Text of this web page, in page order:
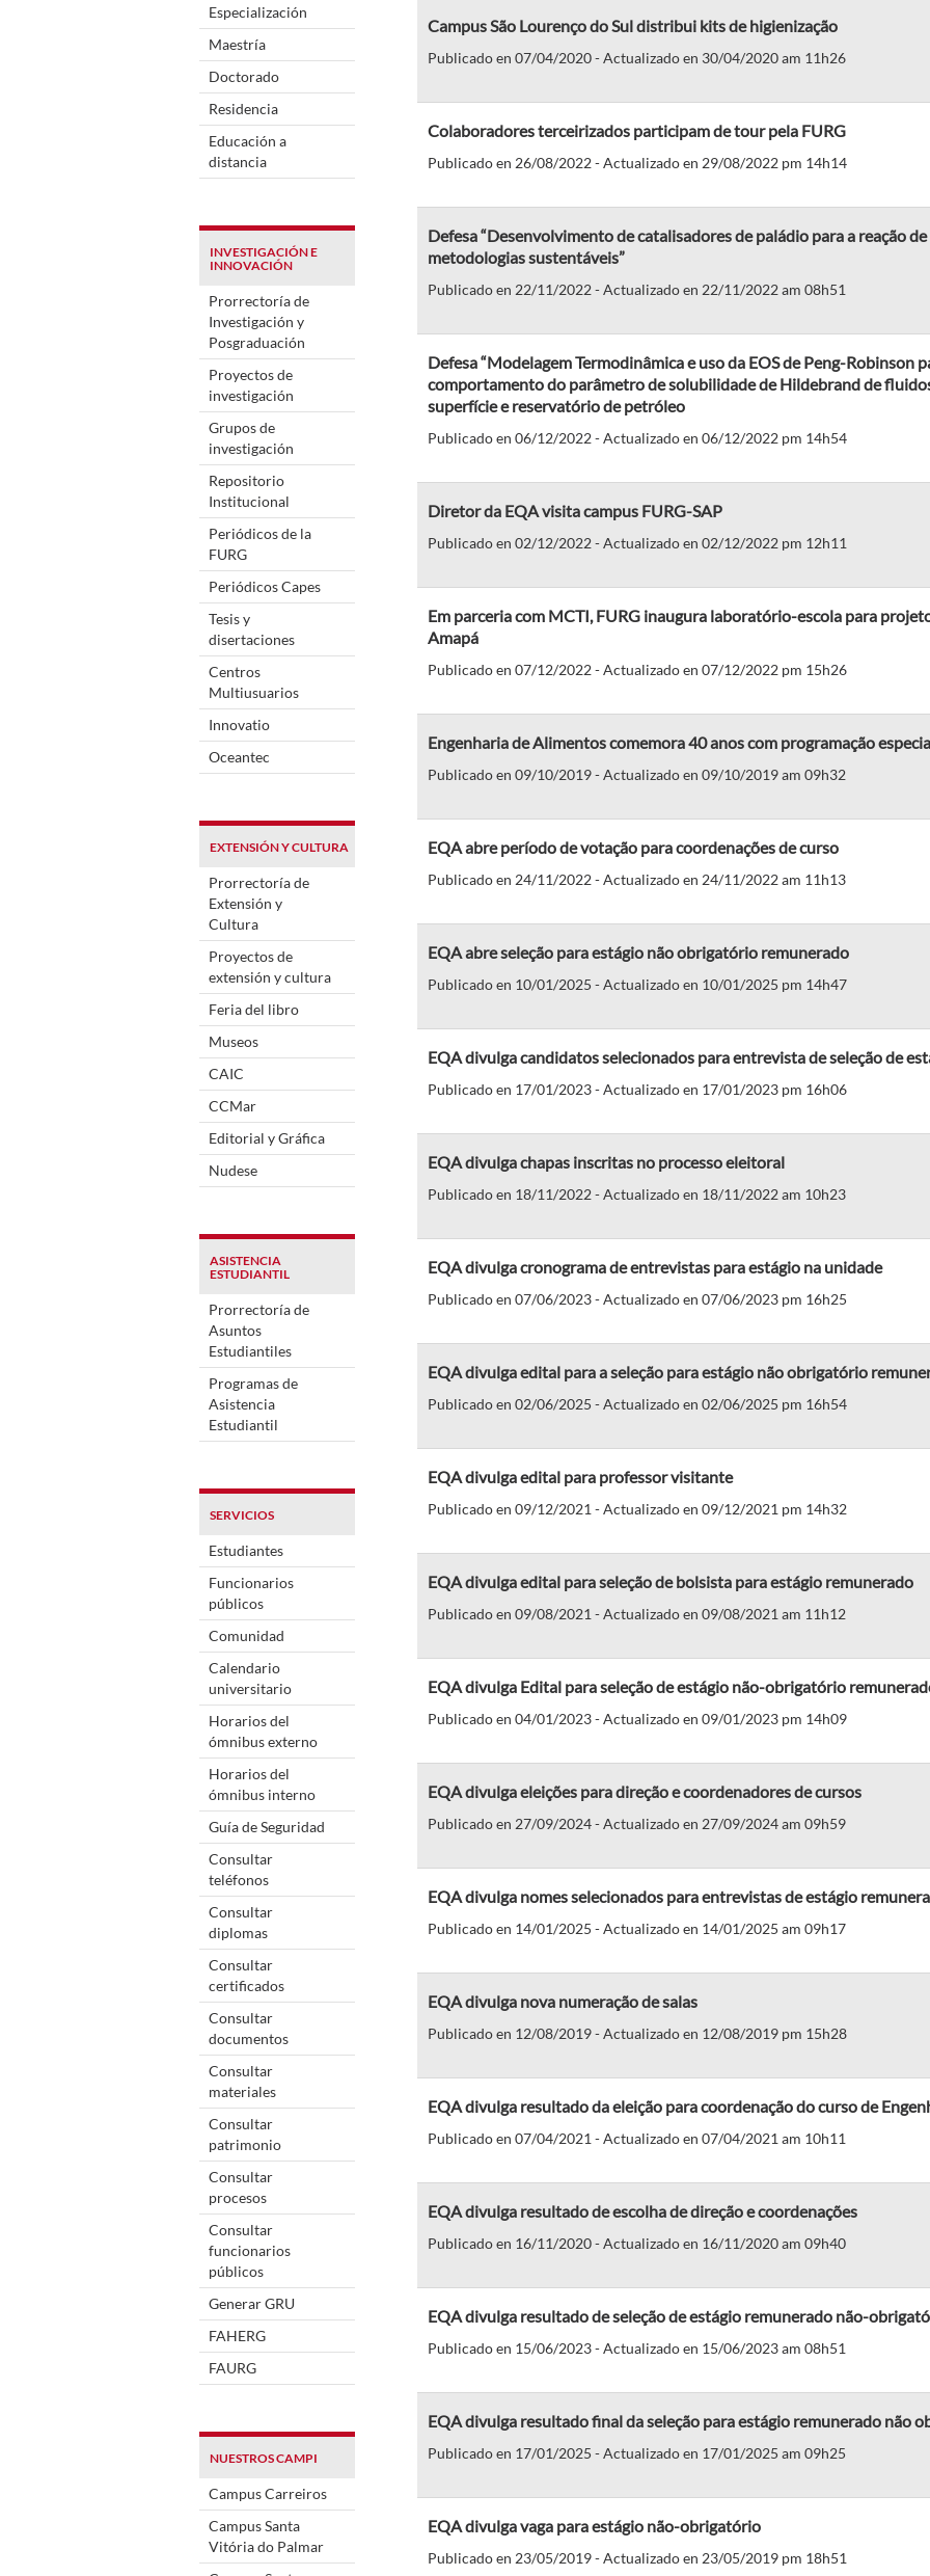
Especialización
Maestría
Doctorado
Residencia
Educación a
distancia
INVESTIGACIÓN E
INNOVACIÓN
Prorrectoría de
Investigación y
Posgraduación
Proyectos de
investigación
Grupos de
investigación
Repositorio
Institucional
Periódicos de la
FURG
Periódicos Capes
Tesis y
disertaciones
Centros
Multiusuarios
Innovatio
Oceantec
EXTENSIÓN Y CULTURA
Prorrectoría de
Extensión y
Cultura
Proyectos de
extensión y cultura
Feria del libro
Museos
CAIC
CCMar
Editorial y Gráfica
Nudese
ASISTENCIA
ESTUDIANTIL
Prorrectoría de
Asuntos
Estudiantiles
Programas de
Asistencia
Estudiantil
SERVICIOS
Estudiantes
Funcionarios
públicos
Comunidad
Calendario
universitario
Horarios del
ómnibus externo
Horarios del
ómnibus interno
Guía de Seguridad
Consultar
teléfonos
Consultar
diplomas
Consultar
certificados
Consultar
documentos
Consultar
materiales
Consultar
patrimonio
Consultar
procesos
Consultar
funcionarios
públicos
Generar GRU
FAHERG
FAURG
NUESTROS CAMPI
Campus Carreiros
Campus Santa
Vitória do Palmar
Campus São Lourenço do Sul distribui kits de higienização
Publicado en 07/04/2020 - Actualizado en 30/04/2020 am 11h26
Colaboradores terceirizados participam de tour pela FURG
Publicado en 26/08/2022 - Actualizado en 29/08/2022 pm 14h14
Defesa “Desenvolvimento de catalisadores de paládio para a reação
metodologias sustentáveis”
Publicado en 22/11/2022 - Actualizado en 22/11/2022 am 08h51
Defesa “Modelagem Termodinâmica e uso da EOS de Peng-Robinson
comportamento do parâmetro de solubilidade de Hildebrand de
superfície e reservatório de petróleo
Publicado en 06/12/2022 - Actualizado en 06/12/2022 pm 14h54
Diretor da EQA visita campus FURG-SAP
Publicado en 02/12/2022 - Actualizado en 02/12/2022 pm 12h11
Em parceria com MCTI, FURG inaugura laboratório-escola para
Amapá
Publicado en 07/12/2022 - Actualizado en 07/12/2022 pm 15h26
Engenharia de Alimentos comemora 40 anos com programação
Publicado en 09/10/2019 - Actualizado en 09/10/2019 am 09h32
EQA abre período de votação para coordenações de curso
Publicado en 24/11/2022 - Actualizado en 24/11/2022 am 11h13
EQA abre seleção para estágio não obrigatório remunerado
Publicado en 10/01/2025 - Actualizado en 10/01/2025 pm 14h47
EQA divulga candidatos selecionados para entrevista de seleção de
Publicado en 17/01/2023 - Actualizado en 17/01/2023 pm 16h06
EQA divulga chapas inscritas no processo eleitoral
Publicado en 18/11/2022 - Actualizado en 18/11/2022 am 10h23
EQA divulga cronograma de entrevistas para estágio na unidade
Publicado en 07/06/2023 - Actualizado en 07/06/2023 pm 16h25
EQA divulga edital para a seleção para estágio não obrigatório
Publicado en 02/06/2025 - Actualizado en 02/06/2025 pm 16h54
EQA divulga edital para professor visitante
Publicado en 09/12/2021 - Actualizado en 09/12/2021 pm 14h32
EQA divulga edital para seleção de bolsista para estágio remunerado
Publicado en 09/08/2021 - Actualizado en 09/08/2021 am 11h12
EQA divulga Edital para seleção de estágio não-obrigatório
Publicado en 04/01/2023 - Actualizado en 09/01/2023 pm 14h09
EQA divulga eleições para direção e coordenadores de cursos
Publicado en 27/09/2024 - Actualizado en 27/09/2024 am 09h59
EQA divulga nomes selecionados para entrevistas de estágio
Publicado en 14/01/2025 - Actualizado en 14/01/2025 am 09h17
EQA divulga nova numeração de salas
Publicado en 12/08/2019 - Actualizado en 12/08/2019 pm 15h28
EQA divulga resultado da eleição para coordenação do curso de
Publicado en 07/04/2021 - Actualizado en 07/04/2021 am 10h11
EQA divulga resultado de escolha de direção e coordenações
Publicado en 16/11/2020 - Actualizado en 16/11/2020 am 09h40
EQA divulga resultado de seleção de estágio remunerado não-
Publicado en 15/06/2023 - Actualizado en 15/06/2023 am 08h51
EQA divulga resultado final da seleção para estágio remunerado não
Publicado en 17/01/2025 - Actualizado en 17/01/2025 am 09h25
EQA divulga vaga para estágio não-obrigatório
Publicado en 23/05/2019 - Actualizado en 23/05/2019 pm 18h51